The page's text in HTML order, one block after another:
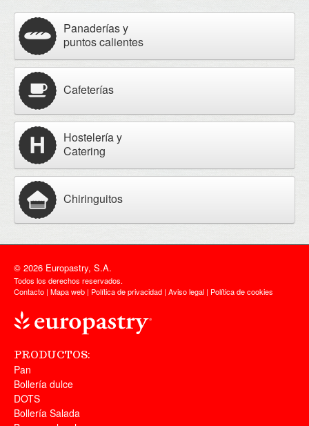
Panaderías y
puntos calientes
Cafeterías
Hostelería y
Catering
Chiringuitos
© 2026 Europastry, S.A.
Todos los derechos reservados.
Contacto | Mapa web | Política de privacidad | Aviso legal | Política de cookies
PRODUCTOS:
Pan
Bollería dulce
DOTS
Bollería Salada